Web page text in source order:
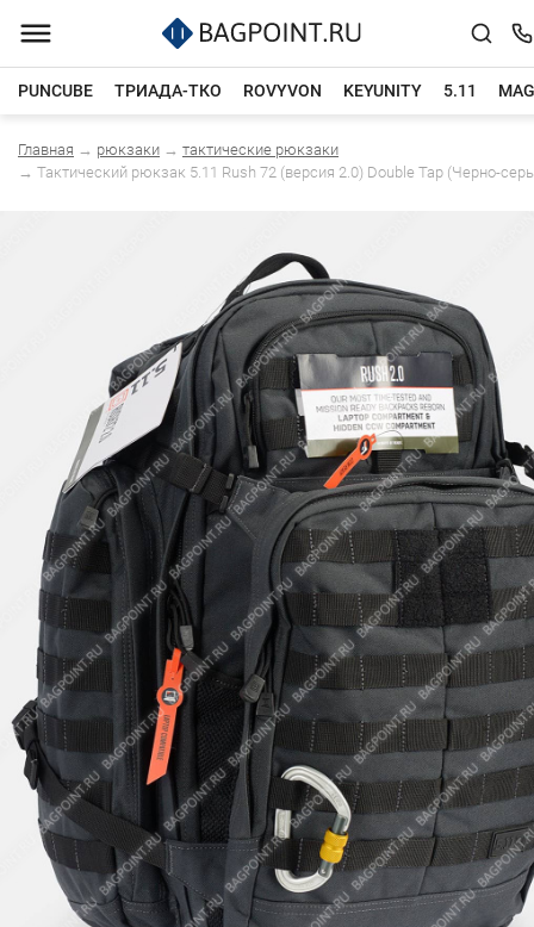
PUNCUBE ТРИАДА-ТКО ROVYVON KEYUNITY 5.11
Каталог товаров
Главная → рюкзаки → тактические рюкзаки
→ Тактический рюкзак 5.11 Rush 72 (версия 2.0) Double Tap (Черно-